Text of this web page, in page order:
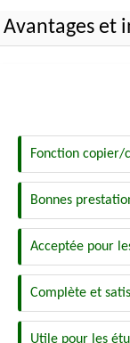
Avantages et
Fonction
Bonnes
Acceptée pour
Complète et
Utile pour les